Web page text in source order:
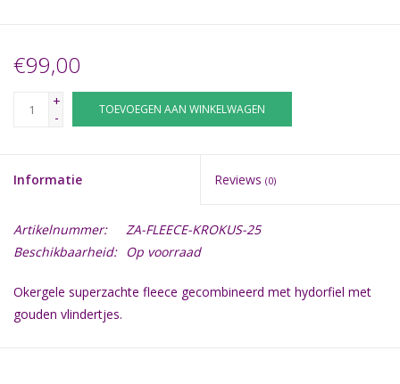
€99,00
+
-
TOEVOEGEN AAN WINKELWAGEN
Informatie Reviews (0)
Artikelnummer:
ZA-FLEECE-KROKUS-25
Beschikbaarheid: Op voorraad
Okergele superzachte fleece gecombineerd met hydorfiel met
gouden vlindertjes.